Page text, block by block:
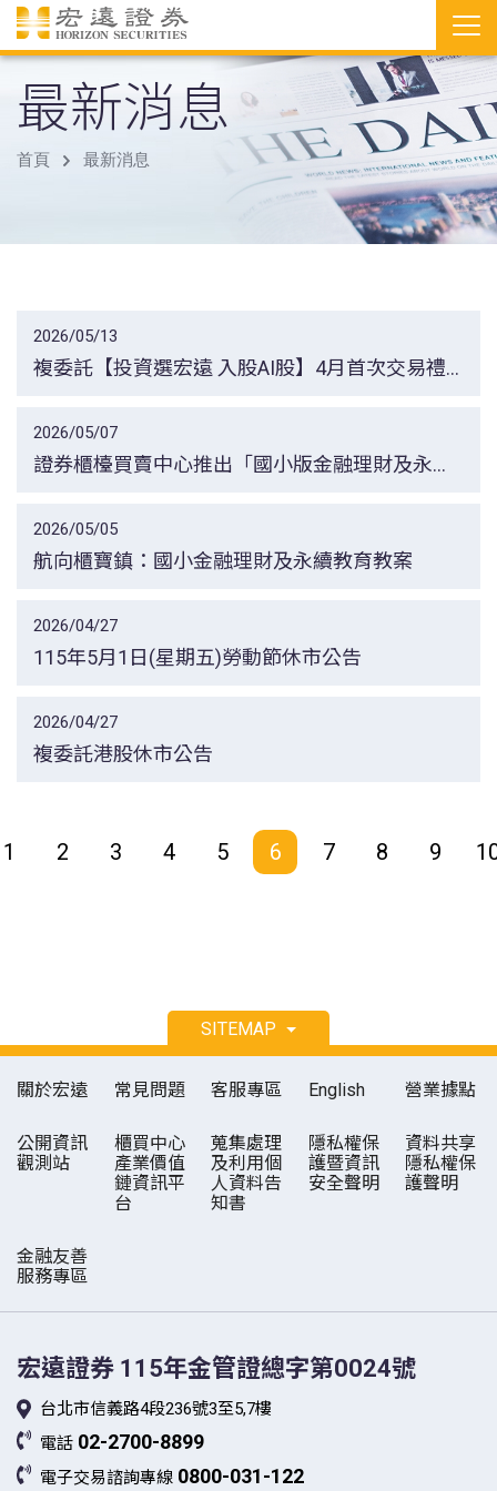
最新消息
首頁 最新消息
2026/05/13
複委託【投資選宏遠 入股AI股】4月首次交易禮
2026/05/07
證券櫃檯買賣中心推出「國小版金融理財及永續
2026/05/05
航向櫃寶鎮：國小金融理財及永續教育教案
2026/04/27
115年5月1日(星期五)勞動節休市公告
2026/04/27
複委託港股休市公告
1 2 3 4 5 6 7 8 9
SITEMAP
關於宏遠 常見問題 客服專區 English 營業據點
公開資訊
觀測站
櫃買中心
產業價值
鏈資訊平
台
蒐集處理
及利用個
人資料告
知書
隱私權保
護暨資訊
安全聲明
資料共享
隱私權保
護聲明
金融友善
服務專區
宏遠證券 115年金管證總字第0024號
台北市信義路4段236號3至5,7樓
電話 02-2700-8899
電子交易諮詢專線 0800-031-122